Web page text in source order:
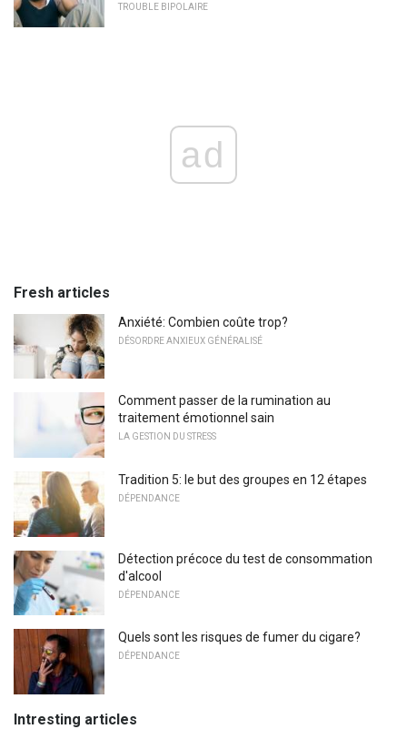
TROUBLE BIPOLAIRE
ad
Fresh articles
Anxiété: Combien coûte trop?
DÉSORDRE ANXIEUX GÉNÉRALISÉ
Comment passer de la rumination au
traitement émotionnel sain
LA GESTION DU STRESS
Tradition 5: le but des groupes en 12 étapes
DÉPENDANCE
Détection précoce du test de consommation
d'alcool
DÉPENDANCE
Quels sont les risques de fumer du cigare?
DÉPENDANCE
Intresting articles